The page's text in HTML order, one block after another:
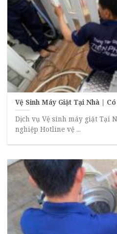
Vệ Sinh Máy Giặt Tại Nhà |
Dịch vụ Vệ sinh máy giặt Tại
nghiệp Hotline vệ ...